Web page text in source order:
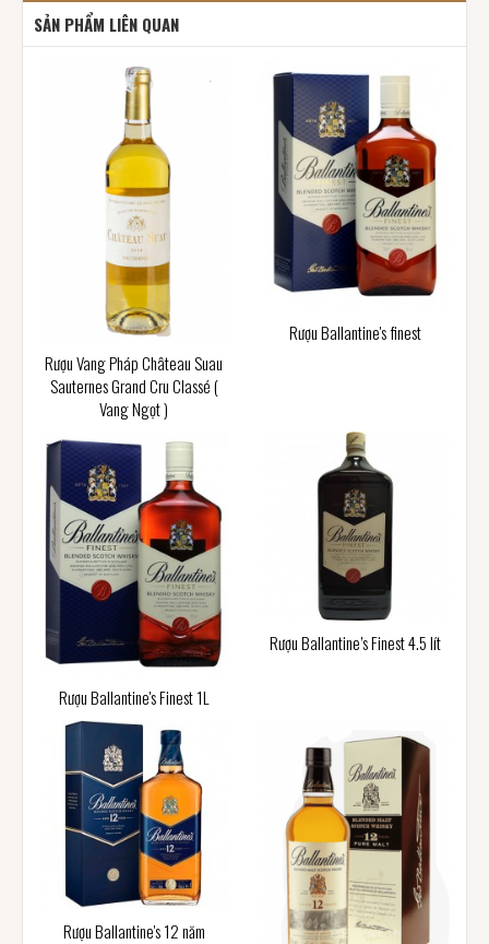
SẢN PHẨM LIÊN QUAN
Rượu Vang Pháp Château Suau
Sauternes Grand Cru Classé (
Vang Ngọt )
Rượu Ballantine's finest
Rượu Ballantine's Finest 1L
Rượu Ballantine’s Finest 4.5 lít
Rượu Ballantine's 12 năm